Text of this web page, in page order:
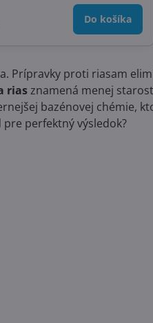
roztok zabraňuje
usadzovaniu vápnika v bazénovej vode .
Do košíka
Prípravky proti riasam
riasznamená menej
bazénovej chémie,
perfektný výsledok?